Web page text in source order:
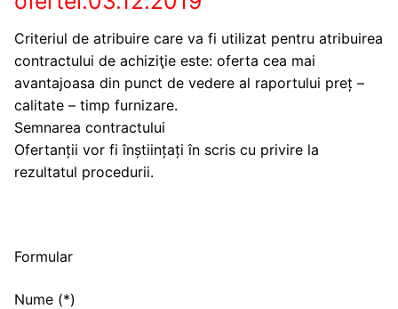
Criteriul de atribuire care va fi utilizat pentru atribuirea
contractului de achiziţie este: oferta cea mai
avantajoasa din punct de vedere al raportului preț –
calitate – timp furnizare.
Semnarea contractului
Ofertanții vor fi înștiințați în scris cu privire la
rezultatul procedurii.
Formular
Nume (*)